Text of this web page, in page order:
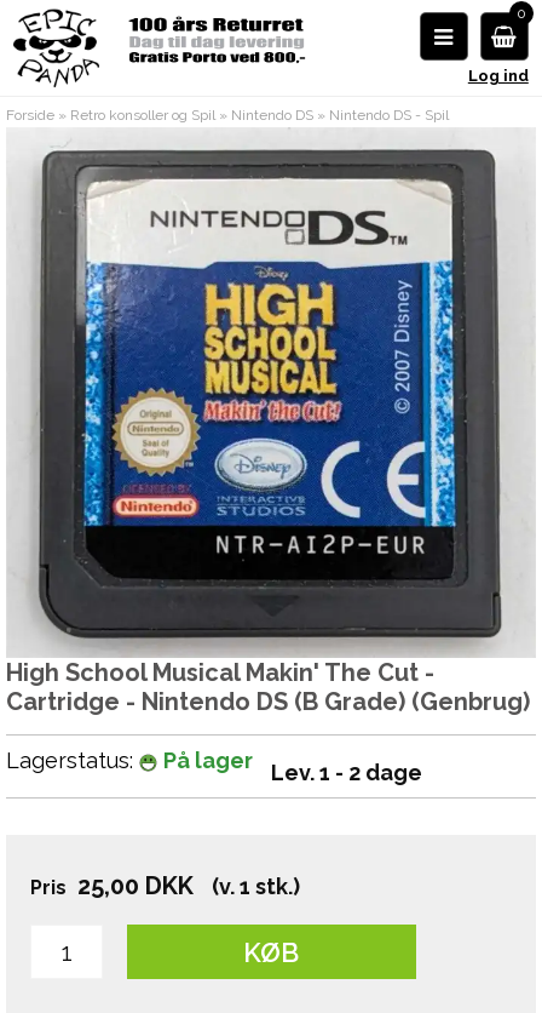
0
Log ind
Forside » Retro konsoller og Spil» Nintendo DS » Nintendo DS - Spil
High School Musical Makin' The Cut -
Cartridge - Nintendo DS (B Grade) (Genbrug)
Lagerstatus: På lager Lev. 1 - 2 dage
Pris 25,00 DKK (v. 1 stk.)
KØB